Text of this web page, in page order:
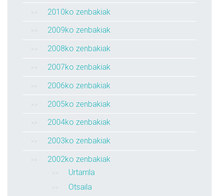
2010ko zenbakiak
2009ko zenbakiak
2008ko zenbakiak
2007ko zenbakiak
2006ko zenbakiak
2005ko zenbakiak
2004ko zenbakiak
2003ko zenbakiak
2002ko zenbakiak
Urtarrila
Otsaila